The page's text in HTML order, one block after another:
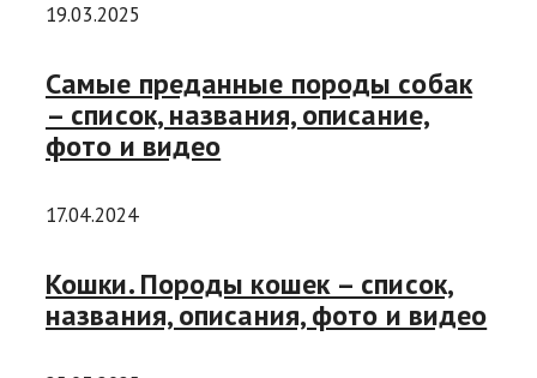
19.03.2025
Самые преданные породы собак
– список, названия, описание,
фото и видео
17.04.2024
Кошки. Породы кошек – список,
названия, описания, фото и видео